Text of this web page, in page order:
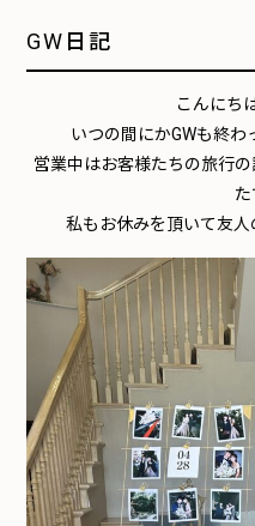
GW日記
こんにち
いつの間にかGWも終わ
営業中はお客様たちの旅行
た
私もお休みを頂いて友